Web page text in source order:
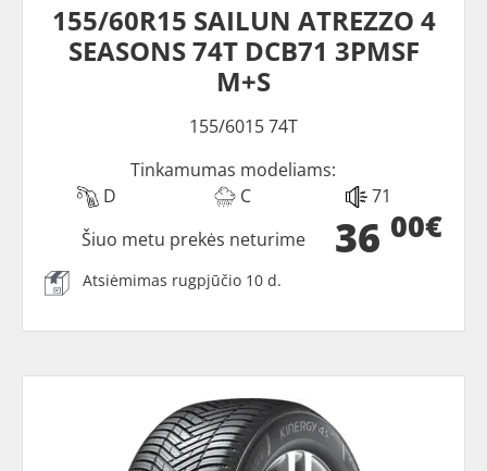
155/60R15 SAILUN ATREZZO 4
SEASONS 74T DCB71 3PMSF
M+S
155/6015 74T
Tinkamumas modeliams:
D
C 71
36 00€
Šiuo metu prekės neturime
Atsiėmimas rugpjūčio 10 d.